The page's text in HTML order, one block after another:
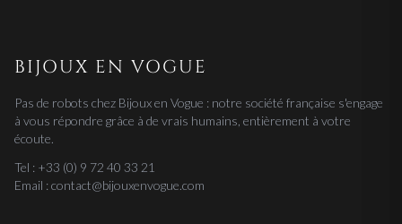
BIJOUX EN VOGUE
Pas de robots chez Bijoux en Vogue : notre société française s'engage
à vous répondre grâce à de vrais humains, entièrement à votre
écoute.
Tel : +33 (0) 9 72 40 33 21
Email : contact@bijouxenvogue.com